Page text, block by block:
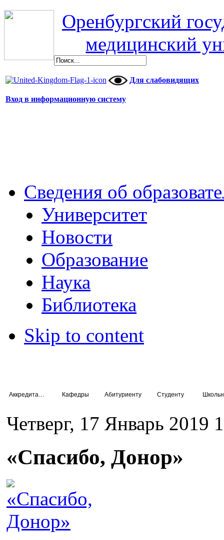
Оренбургский
медицинский
Для слабовидящих
Вход в информационную систему
Сведения об
Университет
Новости
Образование
Наука
Библиотека
Skip to content
Кафедры Абитуриенту Студенту
Четверг, 17 Январь 2019
«Спасибо, Донор»